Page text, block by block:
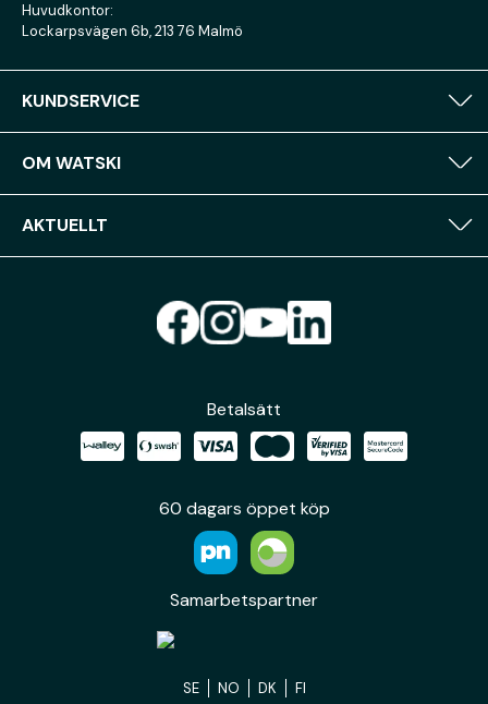
Huvudkontor:
Lockarpsvägen 6b, 213 76 Malmö
KUNDSERVICE
OM WATSKI
AKTUELLT
Betalsätt
60 dagars öppet köp
Samarbetspartner
SE NO DK FI